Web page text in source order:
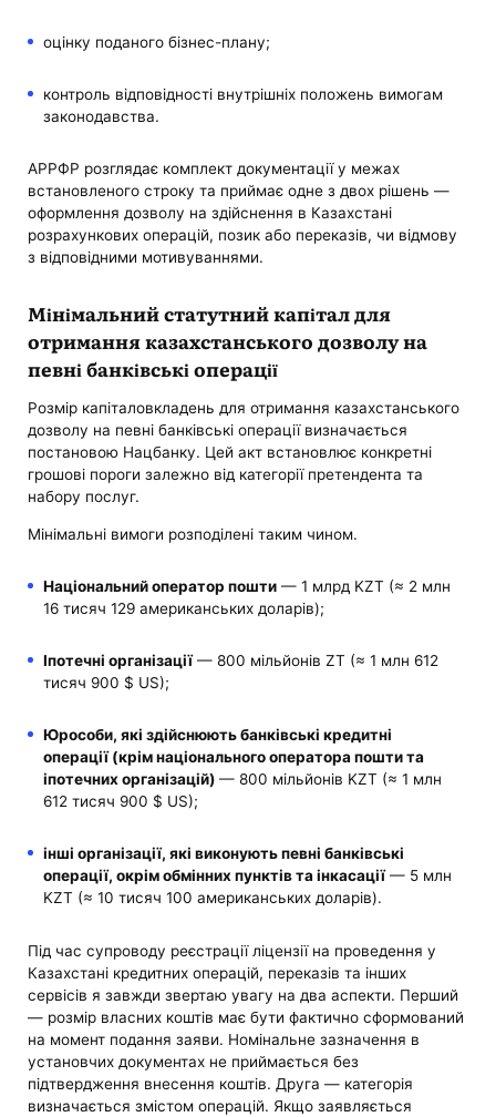
оцінку поданого бізнес-плану;
контроль відповідності внутрішніх положень вимогам
законодавства.
АРРФР розглядає комплект документації у межах
встановленого строку та приймає одне з двох рішень —
оформлення дозволу на здійснення в Казахстані
розрахункових операцій, позик або переказів, чи відмову
з відповідними мотивуваннями.
Мінімальний статутний капітал для
отримання казахстанського дозволу на
певні банківські операції
Розмір капіталовкладень для отримання казахстанського
дозволу на певні банківські операції визначається
постановою Нацбанку. Цей акт встановлює конкретні
грошові пороги залежно від категорії претендента та
набору послуг.
Мінімальні вимоги розподілені таким чином.
Національний оператор пошти— 1 млрд KZT (≈ 2 млн
16 тисяч 129 американських доларів);
Іпотечні організації— 800 мільйонів ZT (≈ 1 млн 612
тисяч 900 $ US);
Юрособи, які здійснюють банківські кредитні
операції (крім національного оператора пошти та
іпотечних організацій) — 800 мільйонів KZT (≈ 1 млн
612 тисяч 900 $ US);
інші організації, які виконують певні банківські
операції, окрім обмінних пунктів та інкасації— 5 млн
KZT (≈ 10 тисяч 100 американських доларів).
Під час супроводу реєстрації ліцензії на проведення у
Казахстані кредитних операцій, переказів та інших
сервісів я завжди звертаю увагу на два аспекти. Перший
— розмір власних коштів має бути фактично сформований
на момент подання заяви. Номінальне зазначення в
установчих документах не приймається без
підтвердження внесення коштів. Друга — категорія
визначається змістом операцій. Якщо заявляється